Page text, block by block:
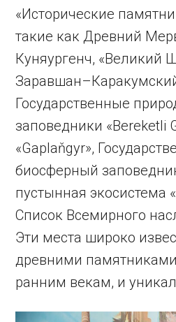
«Исторические
такие как Древний
Куняургенч, «Великий
Государственные
заповедники «Bereketli
«Gaplaňgyr»,
биосферный
пустынная экосистема
Список Всемирного
Эти места широко
древними
ранним векам, и